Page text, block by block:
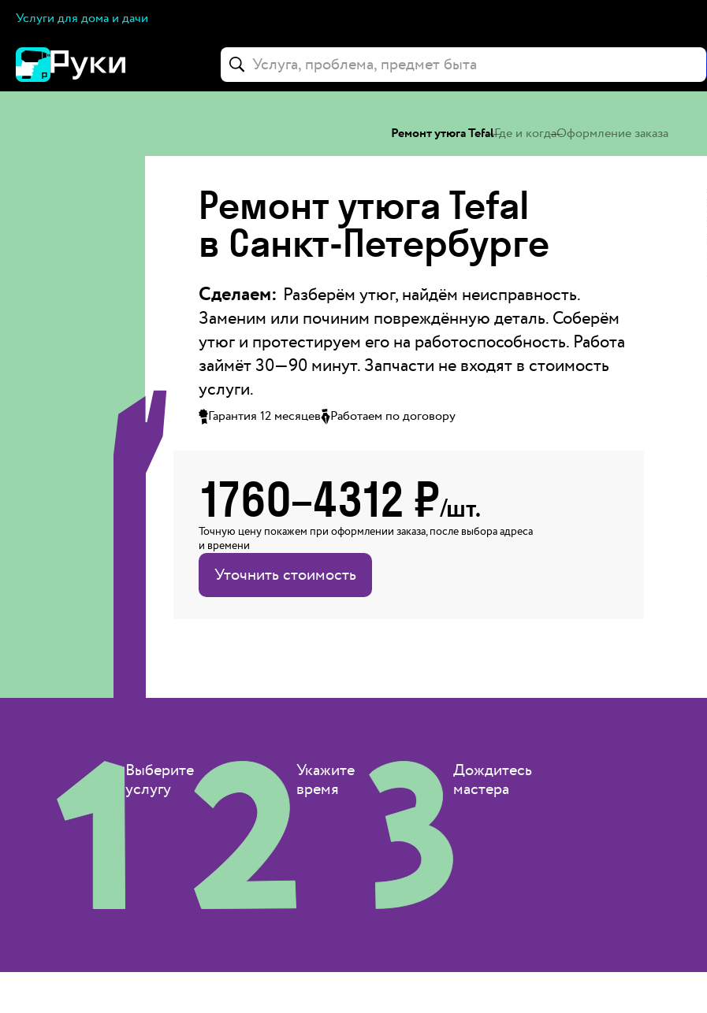
Услуги для дома и дачи
Ремонт утюга TefalГде и когдаОформление заказа
Ремонт утюга Tefal
в Санкт‑Петербурге
Сделаем: Разберём утюг, найдём неисправность.
Заменим или починим повреждённую деталь. Соберём
утюг и протестируем его на работоспособность. Работа
займёт 30—90 минут. Запчасти не входят в стоимость
услуги.
Гарантия 12 месяцев Работаем по договору
1760–4312₽/шт.
Точную цену покажем при оформлении заказа, после выбора адреса
и времени
Уточнить стоимость
Выберите
услугу
Укажите
время
Дождитесь
мастера